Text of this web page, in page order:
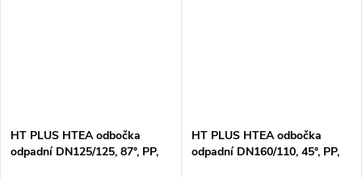
HT PLUS HTEA odbočka
odpadní DN125/125, 87°, PP,
HT PLUS HTEA odbočka
odpadní DN160/110, 45°, PP,